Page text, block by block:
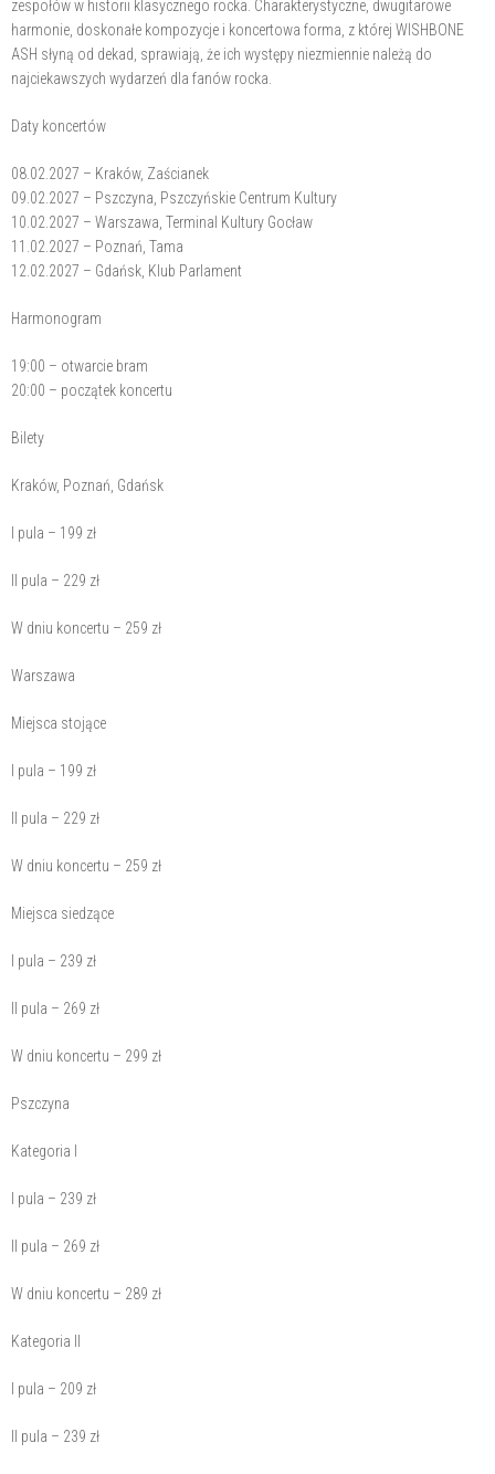
zespołów w historii klasycznego rocka. Charakterystyczne, dwugitarowe
harmonie, doskonałe kompozycje i koncertowa forma, z której WISHBONE
ASH słyną od dekad, sprawiają, że ich występy niezmiennie należą do
najciekawszych wydarzeń dla fanów rocka.
Daty koncertów
08.02.2027 – Kraków, Zaścianek
09.02.2027 – Pszczyna, Pszczyńskie Centrum Kultury
10.02.2027 – Warszawa, Terminal Kultury Gocław
11.02.2027 – Poznań, Tama
12.02.2027 – Gdańsk, Klub Parlament
Harmonogram
19:00 – otwarcie bram
20:00 – początek koncertu
Bilety
Kraków, Poznań, Gdańsk
I pula – 199 zł
II pula – 229 zł
W dniu koncertu – 259 zł
Warszawa
Miejsca stojące
I pula – 199 zł
II pula – 229 zł
W dniu koncertu – 259 zł
Miejsca siedzące
I pula – 239 zł
II pula – 269 zł
W dniu koncertu – 299 zł
Pszczyna
Kategoria I
I pula – 239 zł
II pula – 269 zł
W dniu koncertu – 289 zł
Kategoria II
I pula – 209 zł
II pula – 239 zł